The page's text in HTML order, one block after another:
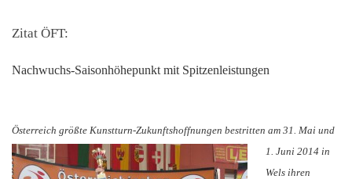
Zitat ÖFT:
Nachwuchs-Saisonhöhepunktmit Spitzenleistungen
Österreich größte Kunstturn-Zukunftshoffnungen bestritten am 31. Mai und
1. Juni 2014 in
Wels ihren